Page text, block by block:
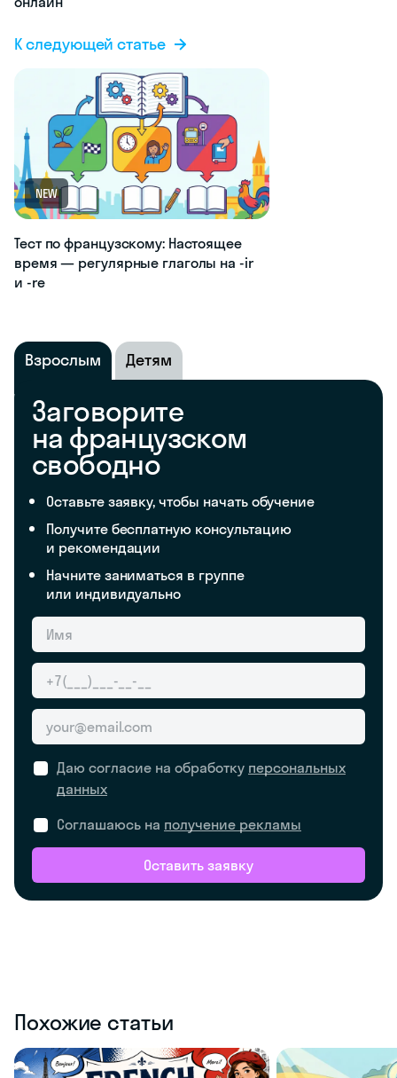
К следующей статье
NEW
Тест по французскому: Настоящее
время — регулярные глаголы на -ir
и -re
Взрослым Детям
Заговорите
на французском
свободно
Оставьте заявку, чтобы начать обучение
Получите бесплатную консультацию
и рекомендации
Начните заниматься в группе
или индивидуально
Даю согласие на обработку персональных
данных
Соглашаюсь на получение рекламы
Оставить заявку
Похожие статьи